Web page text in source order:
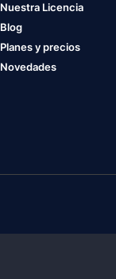
Nuestra Licencia
Blog
Planes y precios
Novedades